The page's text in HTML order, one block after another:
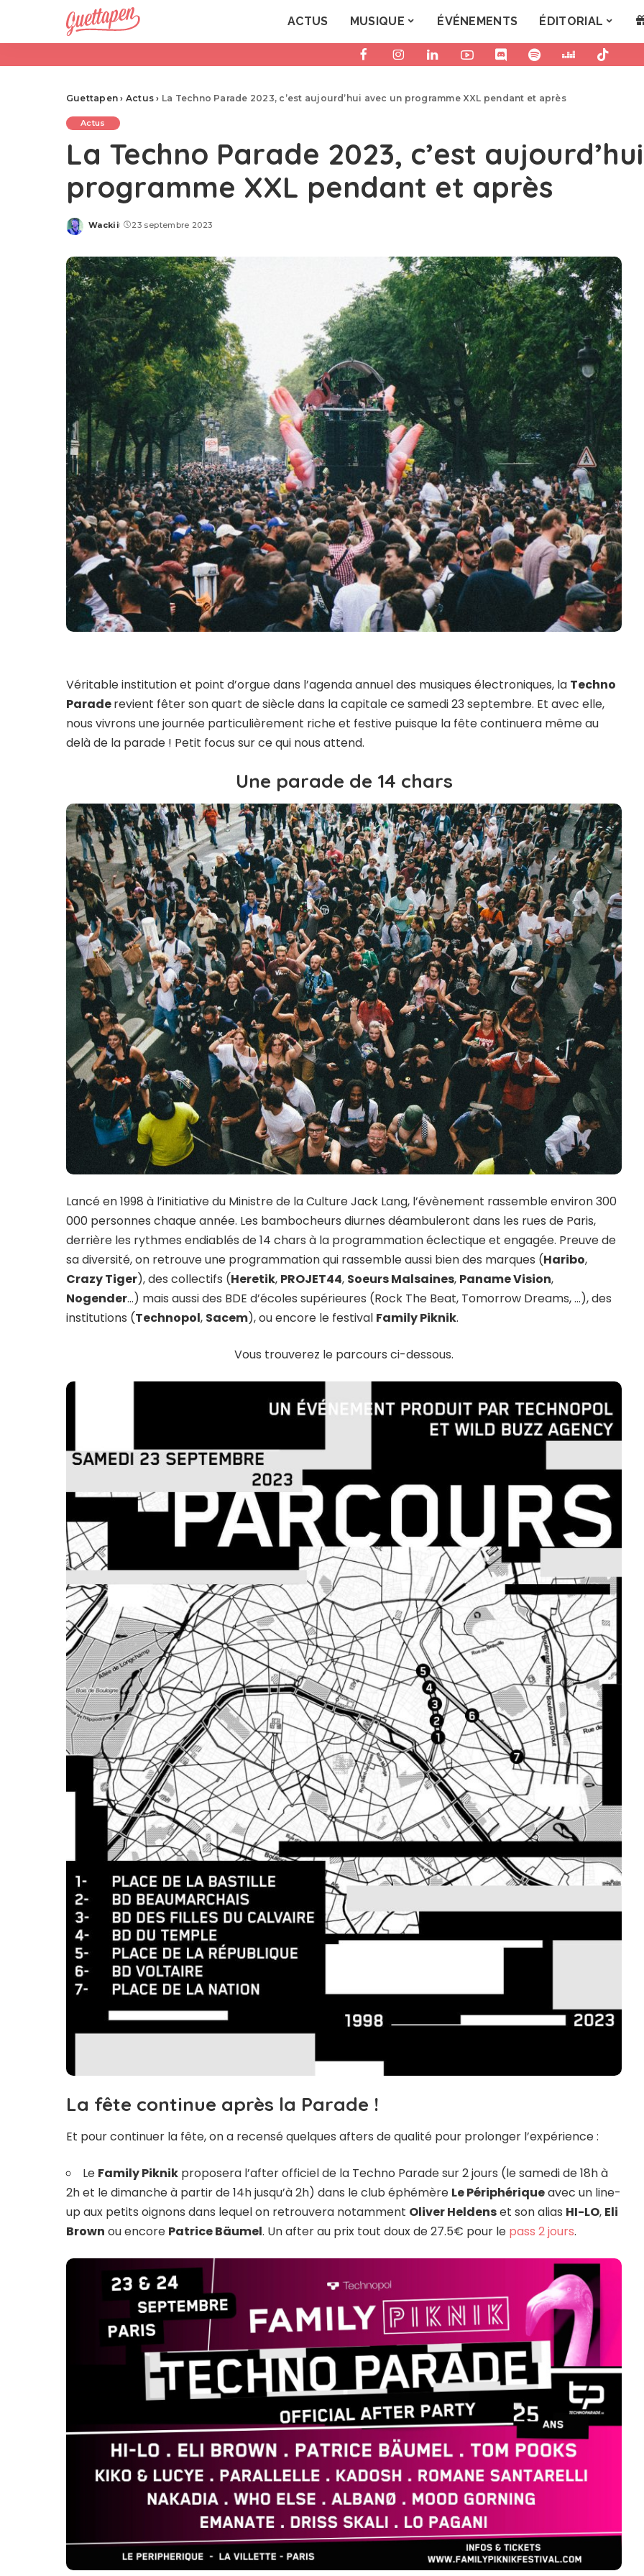
ACTUS MUSIQUE ÉVÉNEMENTS ÉDITORIAL
Guettapen › Actus › La Techno Parade 2023, c’est aujourd’hui avec un programme XXL pendant et après
Actus
La Techno Parade 2023, c’est
programme XXL pendant et après
Posted
Wackii 23 septembre 2023
Véritable institution et point d’orgue dans l’agenda annuel des musiques électroniques, la Techno
Paraderevient fêter son quart de siècle dans la capitale ce samedi 23 septembre. Et avec elle,
nous vivrons une journée particulièrement riche et festive puisque la fête continuera même au
delà de la parade ! Petit focus sur ce qui nous attend.
Une parade de 14 chars
Lancé en 1998 à l’initiative du Ministre de la Culture Jack Lang, l’évènement rassemble environ 300
000 personnes chaque année. Les bambocheurs diurnes déambuleront dans les rues de Paris,
derrière les rythmes endiablés de 14 chars à la programmation éclectique et engagée. Preuve de
sa diversité, on retrouve une programmation qui rassemble aussi bien des marques (Haribo,
Crazy Tiger), des collectifs (Heretik, PROJET44, Soeurs Malsaines, Paname Vision,
Nogender…) mais aussi des BDE d’écoles supérieures (Rock The Beat, Tomorrow Dreams, …), des
institutions (Technopol, Sacem), ou encore le festival Family Piknik.
Vous trouverez le parcours ci-dessous.
La fête continue après la Parade !
Et pour continuer la fête, on a recensé quelques afters de qualité pour prolonger l’expérience :
Le Family Piknik proposera l’after officiel de la Techno Parade sur 2 jours (le samedi de 18h à
2h et le dimanche à partir de 14h jusqu’à 2h) dans le club éphémère Le Périphériqueavec un line-
up aux petits oignons dans lequel on retrouvera notamment Oliver Heldenset son alias HI-LO, Eli
Brown ou encore Patrice Bäumel. Un after au prix tout doux de 27.5€ pour le pass 2 jours.